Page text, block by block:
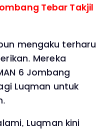
Tebar Takjil
mengaku terharu
Mereka
6 Jombang
Luqman untuk
Luqman kini